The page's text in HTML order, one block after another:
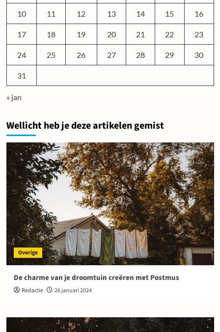
10 11 12 13 14 15 16
17 18 19 20 21 22 23
24 25 26 27 28 29 30
31
« jan
Wellicht heb je deze artikelen gemist
Overige
De charme van je droomtuin creëren met Postmus
Redactie 26 januari 2024